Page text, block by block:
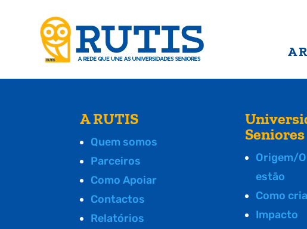
A
A RUTIS
Quem somos
Parceiros
Como Apoiar
Contactos
Relatórios
Seniores
Origem/
estão
Como
Impacto